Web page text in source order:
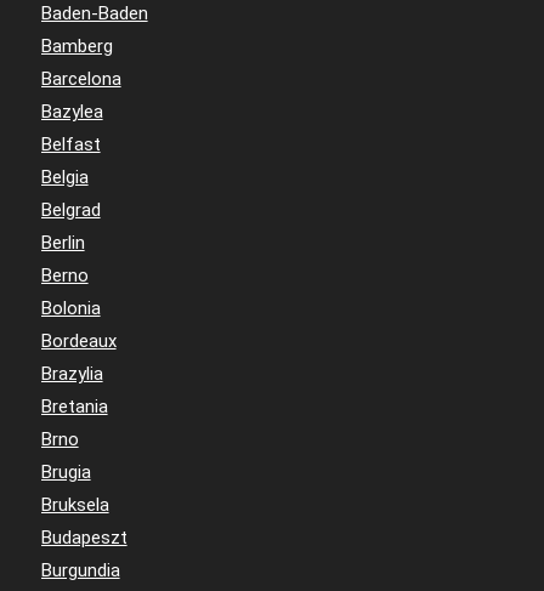
Baden-Baden
Bamberg
Barcelona
Bazylea
Belfast
Belgia
Belgrad
Berlin
Berno
Bolonia
Bordeaux
Brazylia
Bretania
Brno
Brugia
Bruksela
Budapeszt
Burgundia